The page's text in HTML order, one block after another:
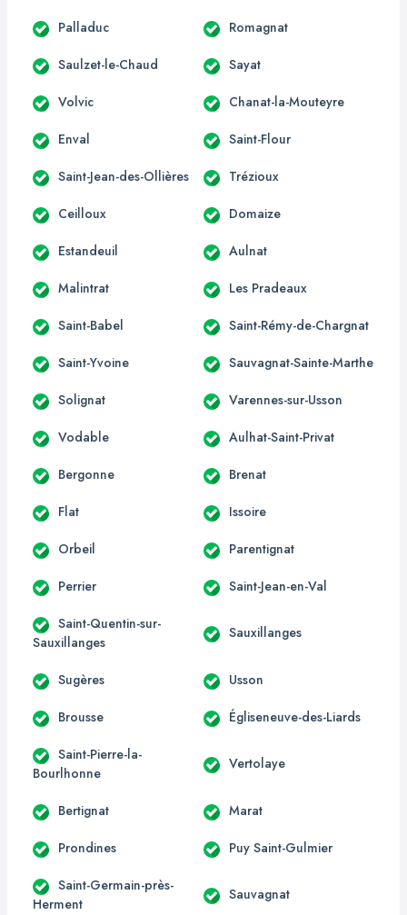
Palladuc Romagnat
Saulzet-le-Chaud Sayat
Volvic Chanat-la-Mouteyre
Enval Saint-Flour
Saint-Jean-des-Ollières Trézioux
Ceilloux Domaize
Estandeuil Aulnat
Malintrat Les Pradeaux
Saint-Babel Saint-Rémy-de-Chargnat
Saint-Yvoine Sauvagnat-Sainte-Marthe
Solignat Varennes-sur-Usson
Vodable Aulhat-Saint-Privat
Bergonne Brenat
Flat Issoire
Orbeil Parentignat
Perrier Saint-Jean-en-Val
Saint-Quentin-sur-
Sauxillanges
Sauxillanges
Sugères Usson
Brousse Égliseneuve-des-Liards
Saint-Pierre-la-
Bourlhonne
Vertolaye
Bertignat Marat
Prondines Puy Saint-Gulmier
Saint-Germain-près-
Herment
Sauvagnat